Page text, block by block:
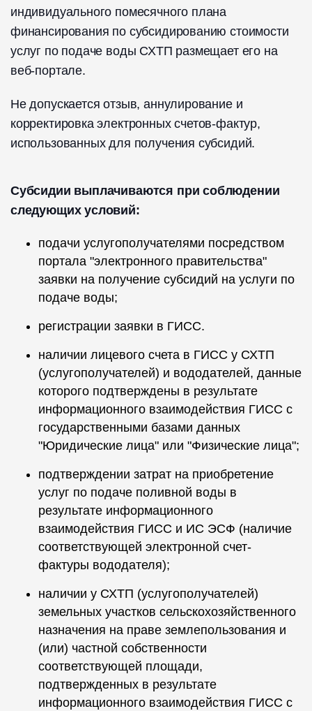
индивидуального помесячного плана
финансирования по субсидированию стоимости
услуг по подаче воды СХТП размещает его на
веб-портале.
Не допускается отзыв, аннулирование и
корректировка электронных счетов-фактур,
использованных для получения субсидий.
Субсидии выплачиваются при соблюдении
следующих условий:
подачи услугополучателями посредством
портала "электронного правительства"
заявки на получение субсидий на услуги по
подаче воды;
регистрации заявки в ГИСС.
наличии лицевого счета в ГИСС у СХТП
(услугополучателей) и вододателей, данные
которого подтверждены в результате
информационного взаимодействия ГИСС с
государственными базами данных
"Юридические лица" или "Физические лица";
подтверждении затрат на приобретение
услуг по подаче поливной воды в
результате информационного
взаимодействия ГИСС и ИС ЭСФ (наличие
соответствующей электронной счет-
фактуры вододателя);
наличии у СХТП (услугополучателей)
земельных участков сельскохозяйственного
назначения на праве землепользования и
(или) частной собственности
соответствующей площади,
подтвержденных в результате
информационного взаимодействия ГИСС с